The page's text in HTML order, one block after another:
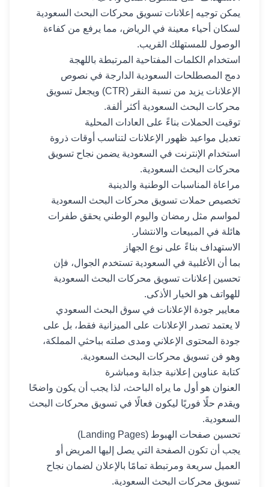
يمكن توجيه إعلانات تسويق محركات البحث السعودية
لسكان أحياء معينة في الرياض، مما يرفع من كفاءة
الوصول للمستهلك القريب.
استخدام الكلمات المفتاحية المرتبطة باللهجة
دمج المصطلحات السعودية الدارجة في نصوص
الإعلانات يزيد من نسبة النقر (CTR) ويجعل تسويق
محركات البحث السعودية أكثر ألفة.
توقيت الحملات بناءً على العادات المحلية
تعديل مواعيد ظهور الإعلانات لتناسب أوقات ذروة
استخدام الإنترنت في السعودية يضمن نجاح تسويق
محركات البحث السعودية.
مراعاة المناسبات الوطنية والدينية
تخصيص حملات تسويق محركات البحث السعودية
لمواسم مثل رمضان واليوم الوطني يحقق طفرات
هائلة في المبيعات والانتشار.
الاستهداف بناءً على نوع الجهاز
بما أن الأغلبية في السعودية تستخدم الجوال، فإن
تحسين إعلانات تسويق محركات البحث السعودية
للهواتف هو الخيار الأذكى.
معايير جودة الإعلانات في سوق البحث السعودي
لا يعتمد تصدر الإعلانات على الميزانية فقط، بل على
جودة المحتوى الإعلاني ومدى صلته بباحثي المملكة،
وهو فن تسويق محركات البحث السعودية.
كتابة عناوين إعلانية جذابة ومباشرة
العنوان هو أول ما يراه الباحث، لذا يجب أن يكون واضحًا
ويقدم حلًا فوريًا ليكون فعالًا في تسويق محركات البحث
السعودية.
تحسين صفحات الهبوط (Landing Pages)
يجب أن تكون الصفحة التي يصل إليها المريض أو
العميل سريعة ومرتبطة تمامًا بالإعلان لضمان نجاح
تسويق محركات البحث السعودية.